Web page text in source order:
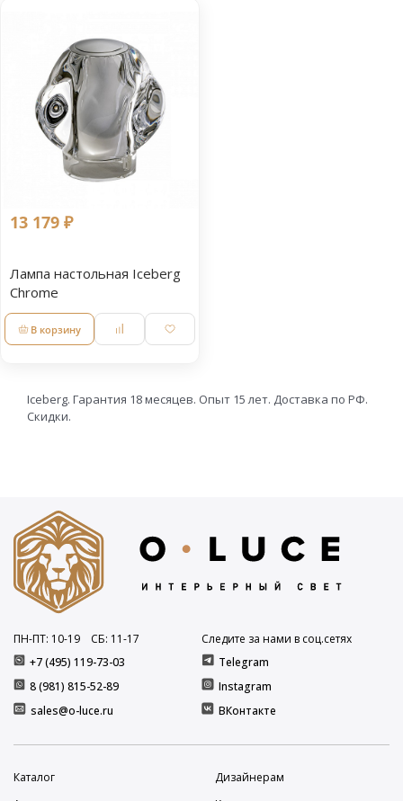
13 179 ₽
Лампа настольная Iceberg
Chrome
В корзину
Iceberg. Гарантия 18 месяцев. Опыт 15 лет. Доставка по РФ.
Скидки.
+7 (495) 119-73-03
8 (981) 815-52-89
ПН-ПТ: 10-19 СБ: 11-17
sales@o-luce.ru
Следите за нами в соц.сетях
Telegram
Instagram
ВКонтакте
Каталог
Дизайнерам